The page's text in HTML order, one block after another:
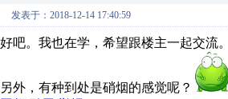
发表于：2018-12-14 17:40:59
好吧。我也在学，希望跟楼主一起交流。
另外，有种到处是硝烟的感觉呢？